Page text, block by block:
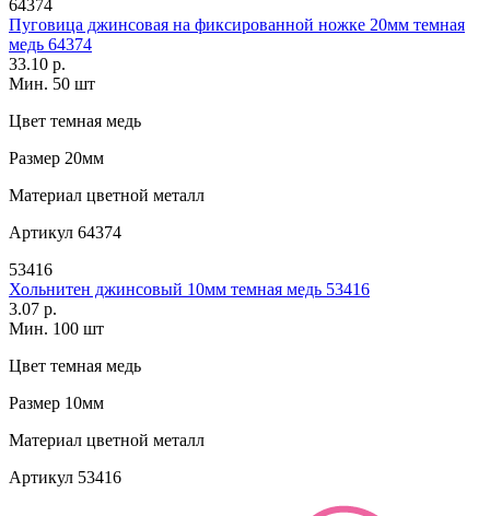
64374
Пуговица джинсовая на фиксированной ножке 20мм темная
медь 64374
33.10 р.
Мин. 50 шт
Цвет темная медь
Размер 20мм
Материал цветной металл
Артикул 64374
53416
Хольнитен джинсовый 10мм темная медь 53416
3.07 р.
Мин. 100 шт
Цвет темная медь
Размер 10мм
Материал цветной металл
Артикул 53416